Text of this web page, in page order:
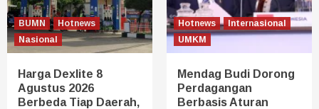
BUMN
Hotnews
Nasional
Harga Dexlite 8
Agustus 2026
Berbeda Tiap Daerah,
Hotnews
Internasional
UMKM
Mendag Budi Dorong
Perdagangan
Berbasis Aturan